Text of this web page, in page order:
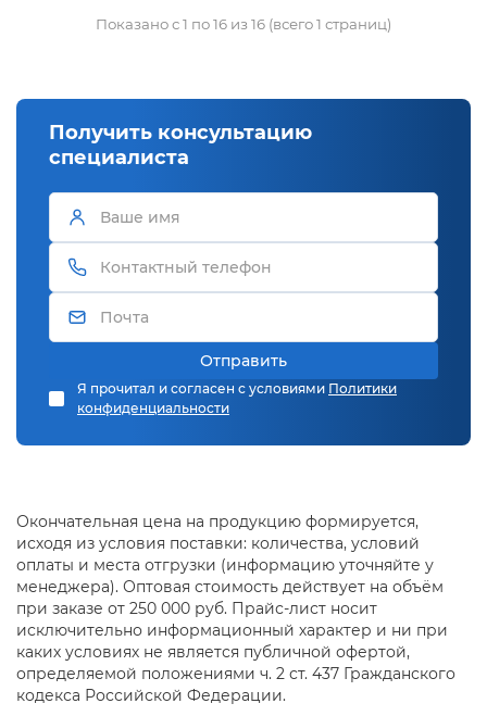
Показано с 1 по 16 из 16 (всего 1 страниц)
Получить консультацию
специалиста
Отправить
Я прочитал и согласен с условиями Политики
конфиденциальности
Окончательная цена на продукцию формируется,
исходя из условия поставки: количества, условий
оплаты и места отгрузки (информацию уточняйте у
менеджера). Оптовая стоимость действует на объём
при заказе от 250 000 руб. Прайс-лист носит
исключительно информационный характер и ни при
каких условиях не является публичной офертой,
определяемой положениями ч. 2 ст. 437 Гражданского
кодекса Российской Федерации.